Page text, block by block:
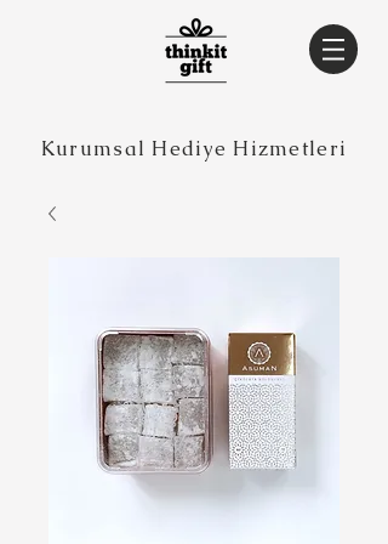
Kurumsal Hediye Hizmetleri